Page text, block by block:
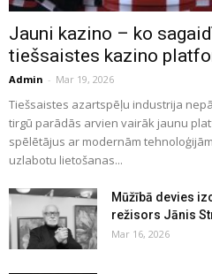
Jauni kazino – ko
tiešsaistes kazino
Admin - Mar 19, 2026
Tiešsaistes azartspēļu industrija
tirgū parādās arvien vairāk jaunu
spēlētājus ar modernām
uzlabotu lietošanas...
Mūžībā devies
režisors Jānis
Mar 16, 2026